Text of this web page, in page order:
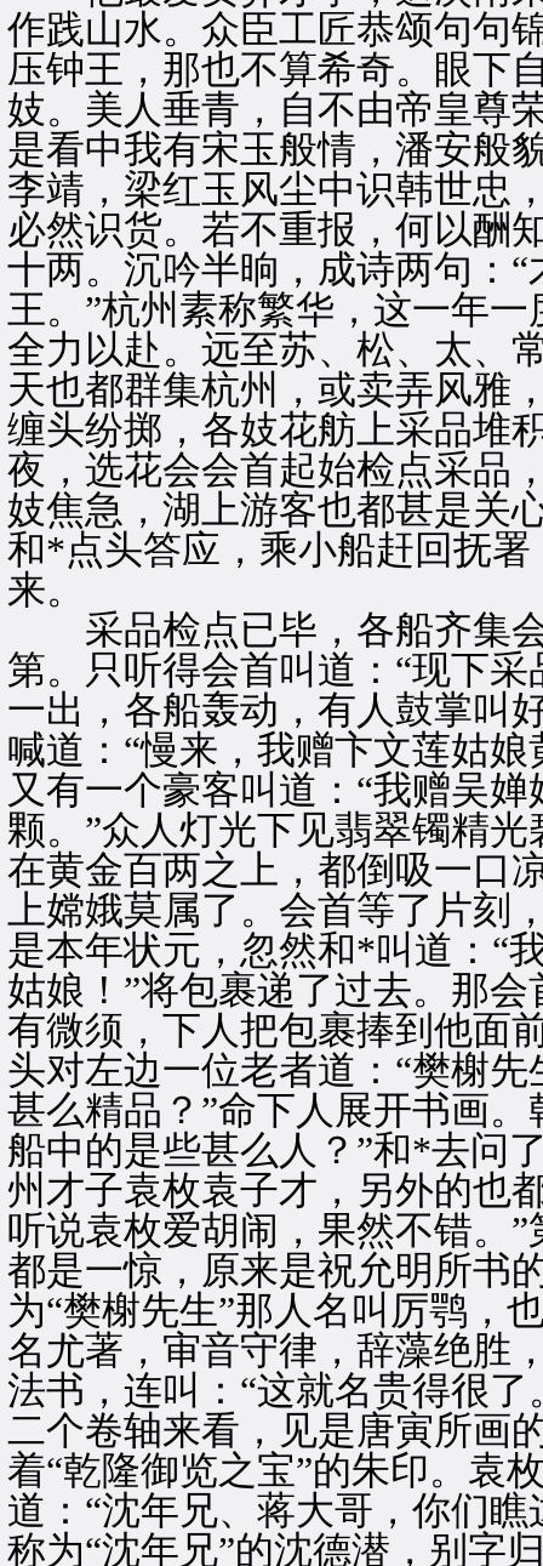
作践山水。众臣工匠恭颂句句
压钟王，那也不算希奇。眼下
妓。美人垂青，自不由帝皇尊
是看中我有宋玉般情，潘安般
李靖，梁红玉风尘中识韩世忠
必然识货。若不重报，何以酬
十两。沉吟半晌，成诗两句：
王。”杭州素称繁华，这一年
全力以赴。远至苏、松、太、
天也都群集杭州，或卖弄风雅
缠头纷掷，各妓花舫上采品堆
夜，选花会会首起始检点采品
妓焦急，湖上游客也都甚是关
和*点头答应，乘小船赶回抚
来。
采品检点已毕，各船齐集会
第。只听得会首叫道：“现下
一出，各船轰动，有人鼓掌叫
喊道：“慢来，我赠卞文莲姑
又有一个豪客叫道：“我赠吴
颗。”众人灯光下见翡翠镯精
在黄金百两之上，都倒吸一口
上嫦娥莫属了。会首等了片刻
是本年状元，忽然和*叫道：“
姑娘！”将包裹递了过去。那
有微须，下人把包裹捧到他面
头对左边一位老者道：“樊榭
甚么精品？”命下人展开书画
船中的是些甚么人？”和*去问
州才子袁枚袁子才，另外的也
听说袁枚爱胡闹，果然不错。
都是一惊，原来是祝允明所书
为“樊榭先生”那人名叫厉鹗，
名尤著，审音守律，辞藻绝胜
法书，连叫：“这就名贵得很
二个卷轴来看，见是唐寅所画
着“乾隆御览之宝”的朱印。袁
道：“沈年兄、蒋大哥，你们
称为“沈年兄”的沈德潜，别字